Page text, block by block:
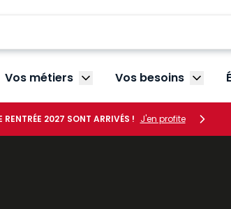
Vos métiers Afficher le sous-menu
Vos besoins
RENTRÉE 2027 SONT ARRIVÉS ! J'en profite